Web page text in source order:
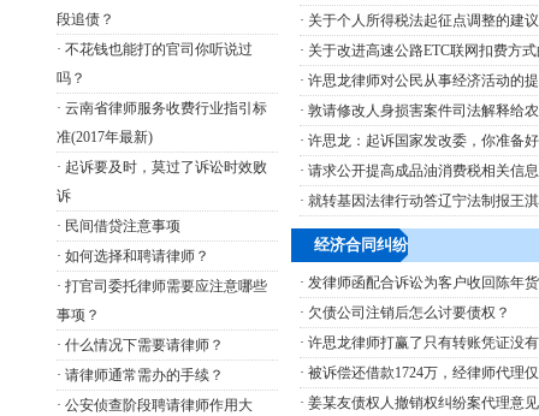
段追债？
· 不花钱也能打的官司你听说过
吗？
· 云南省律师服务收费行业指引标
准(2017年最新)
· 起诉要及时，莫过了诉讼时效败
诉
· 民间借贷注意事项
· 如何选择和聘请律师？
· 打官司委托律师需要应注意哪些
事项？
· 什么情况下需要请律师？
· 请律师通常需办的手续？
· 公安侦查阶段聘请律师作用大
· 关于个人所得税法起征点调整的建议
· 关于改进高速公路ETC联网扣费方
· 许思龙律师对公民从事经济活动的
· 敦请修改人身损害案件司法解释给
· 许思龙：起诉国家发改委，你准备
· 请求公开提高成品油消费税相关信
· 就转基因法律行动答辽宁法制报王
经济合同纠纷
· 发律师函配合诉讼为客户收回陈年
· 欠债公司注销后怎么讨要债权？
· 许思龙律师打赢了只有转账凭证没
· 被诉偿还借款1724万，经律师代理
· 姜某友债权人撤销权纠纷案代理意见